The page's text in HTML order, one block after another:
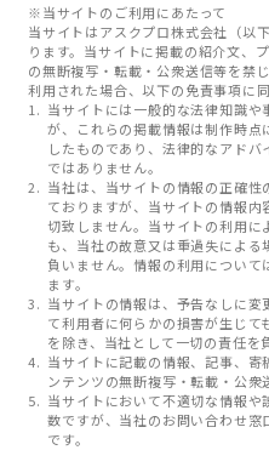
※当サイトのご利用にあたって
当サイトはアスクプロ株式会社（以
ります。当サイトに掲載の紹介文、
の無断複写・転載・公衆送信等を禁
利用された場合、以下の免責事項に
当サイトには一般的な法律知識
が、これらの掲載情報は制作時点
したものであり、法律的なアド
ではありません。
当社は、当サイトの情報の正確
ておりますが、当サイトの情報
切致しません。当サイトの利用に
も、当社の故意又は重過失による
負いません。情報の利用につい
ます。
当サイトの情報は、予告なしに変
て利用者に何らかの損害が生じ
を除き、当社として一切の責任を
当サイトに記載の情報、記事、寄
ンテンツの無断複写・転載・公衆
当サイトにおいて不適切な情報
数ですが、当社のお問い合わせ
です。